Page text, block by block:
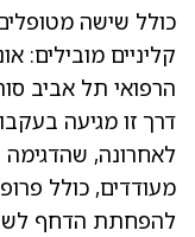
כולל שישה
קליניים מובילים:
הרפואי תל אביב
דרך זו מגיעה
לאחרונה, שהדגימה
מעודדים, כולל
להפחתת הדחף